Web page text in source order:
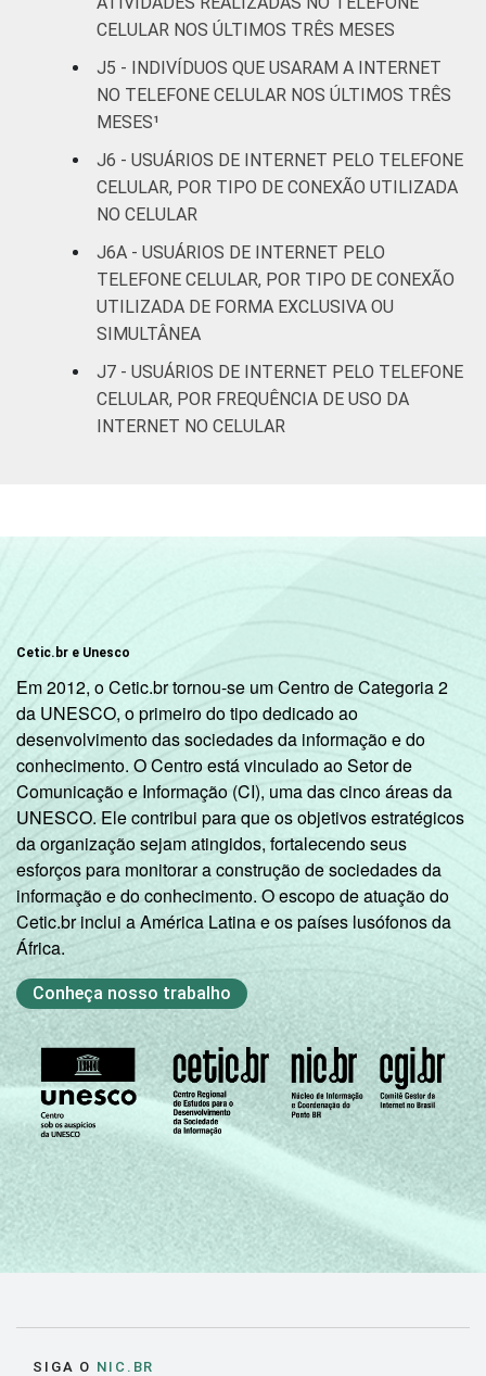
anos
De 60 anos
ou mais
96
Familiar
Mais de 1
SM até 2 SM
Mais de 2
SM até 3 SM
96
SM até 5 SM
96 67
Mais de 5
Mais de 10
Não sabe 95
Não
respondeu
95
Classe
social
A 99 79
B 97
C 95
DE 91 38
Condição
de
atividade
PEA 58
Não PEA 89
Fonte: CGI.br/NIC.br, Centro Regional de
Estudos para o Desenvolvimento da
Sociedade da Informação (Cetic.br),
Pesquisa sobre o Uso das Tecnologias de
Informação e Comunicação nos domicílios
CELULAR NOS ÚLTIMOS TRÊS MESES
J5 - INDIVÍDUOS QUE USARAM A INTERNET
NO TELEFONE CELULAR NOS ÚLTIMOS TRÊS
MESES¹
J6 - USUÁRIOS DE INTERNET PELO TELEFONE
CELULAR, POR TIPO DE CONEXÃO UTILIZADA
NO CELULAR
J6A - USUÁRIOS DE INTERNET PELO
TELEFONE CELULAR, POR TIPO DE CONEXÃO
UTILIZADA DE FORMA EXCLUSIVA OU
SIMULTÂNEA
J7 - USUÁRIOS DE INTERNET PELO TELEFONE
CELULAR, POR FREQUÊNCIA DE USO DA
INTERNET NO CELULAR
Cetic.br e Unesco
Em 2012, o Cetic.br tornou-se um Centro de Categoria 2
da UNESCO, o primeiro do tipo dedicado ao
desenvolvimento das sociedades da informação e do
conhecimento. O Centro está vinculado ao Setor de
Comunicação e Informação (CI), uma das cinco áreas da
UNESCO. Ele contribui para que os objetivos estratégicos
da organização sejam atingidos, fortalecendo seus
esforços para monitorar a construção de sociedades da
informação e do conhecimento. O escopo de atuação do
Cetic.br inclui a América Latina e os países lusófonos da
África.
Conheça nosso trabalho
SIGA O NIC.BR